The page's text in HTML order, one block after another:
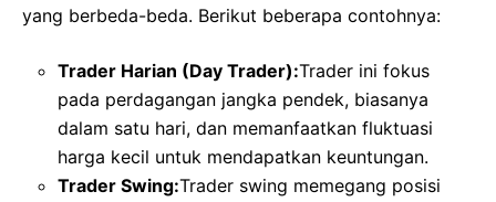
yang berbeda-beda. Berikut beberapa contohnya:
Trader Harian (Day Trader):Trader ini fokus
pada perdagangan jangka pendek, biasanya
dalam satu hari, dan memanfaatkan fluktuasi
harga kecil untuk mendapatkan keuntungan.
Trader Swing:Trader swing memegang posisi